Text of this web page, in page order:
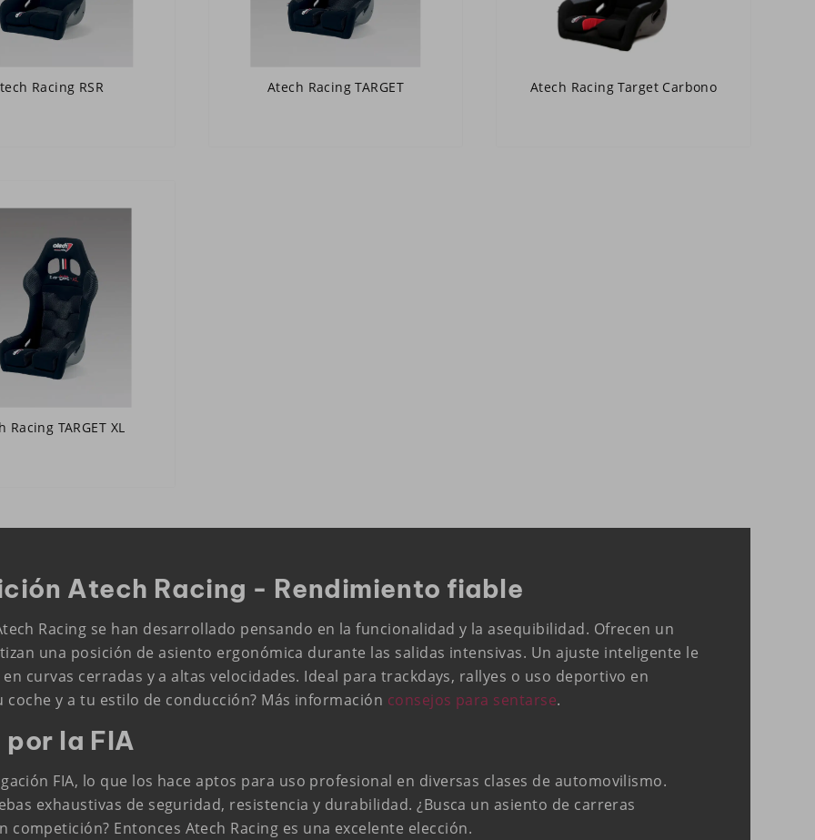
Racing RSR Atech Racing TARGET Atech Racing Target Carbono
Racing TARGET XL
Atech Racing - Rendimiento fiable
Racing se han desarrollado pensando en la funcionalidad y la asequibilidad. Ofrecen un
una posición de asiento ergonómica durante las salidas intensivas. Un ajuste inteligente le
curvas cerradas y a altas velocidades. Ideal para trackdays, rallyes o uso deportivo en
y a tu estilo de conducción? Más información consejos para sentarse.
la FIA
FIA, lo que los hace aptos para uso profesional en diversas clases de automovilismo.
exhaustivas de seguridad, resistencia y durabilidad. ¿Busca un asiento de carreras
Entonces Atech Racing es una excelente elección.